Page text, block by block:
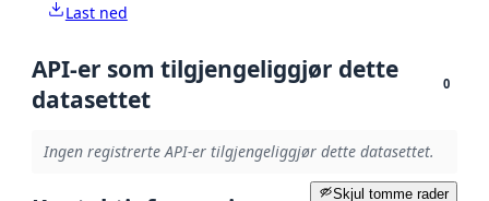
Last ned
API-er som tilgjengeliggjør dette
datasettet
0
Ingen registrerte API-er tilgjengeliggjør dette datasettet.
Skjul tomme rader